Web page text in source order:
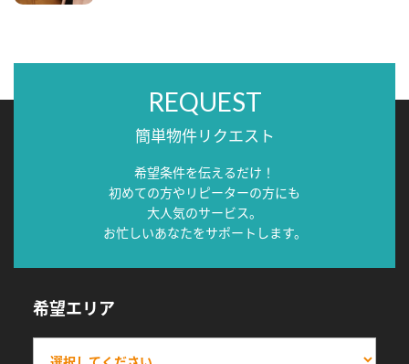
REQUEST
簡単物件リクエスト
希望条件を伝えるだけ！
初めての方やリピーターの方にも
大人気のサービス。
お忙しいあなたをサポートします。
希望エリア